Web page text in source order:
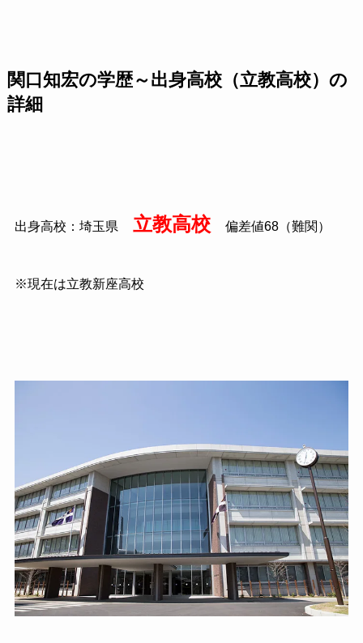
関口知宏の学歴～出身高校（立教高校）の
詳細
出身高校：埼玉県 立教高校 偏差値68（難関）
※現在は立教新座高校